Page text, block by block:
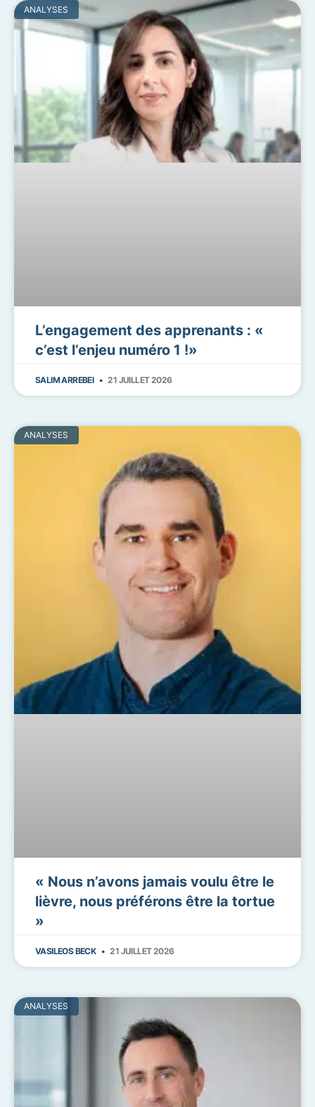
ANALYSES
L’engagement des apprenants : «
c’est l’enjeu numéro 1 !»
SALIM ARREBEI 21 JUILLET 2026
ANALYSES
« Nous n’avons jamais voulu être le
lièvre, nous préférons être la tortue
»
VASILEOS BECK 21 JUILLET 2026
ANALYSES